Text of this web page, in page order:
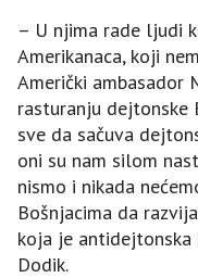
– U njima rade ljudi
Amerikanaca, koji
Američki ambasador
rasturanju dejtonske
sve da sačuva
oni su nam silom
nismo i nikada
Bošnjacima da
koja je
Dodik.